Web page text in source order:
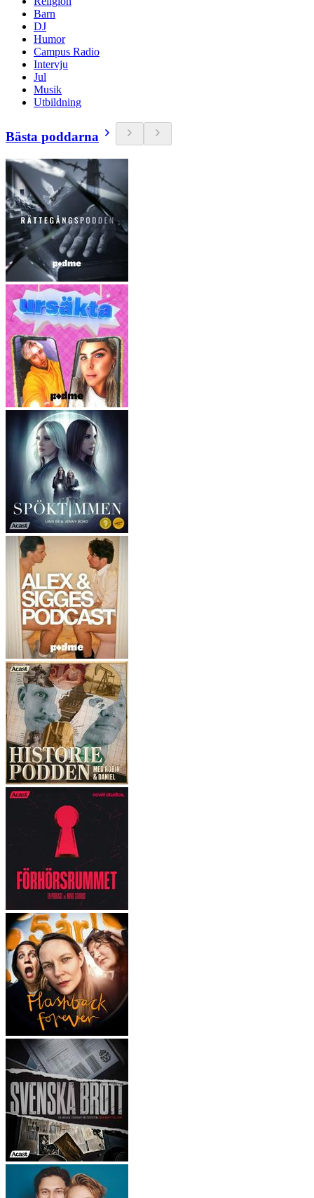
Barn
DJ
Humor
Campus Radio
Intervju
Jul
Musik
Utbildning
Bästa poddarna